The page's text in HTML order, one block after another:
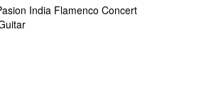
India Flamenco Concert